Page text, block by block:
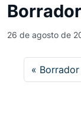
26 de agosto de